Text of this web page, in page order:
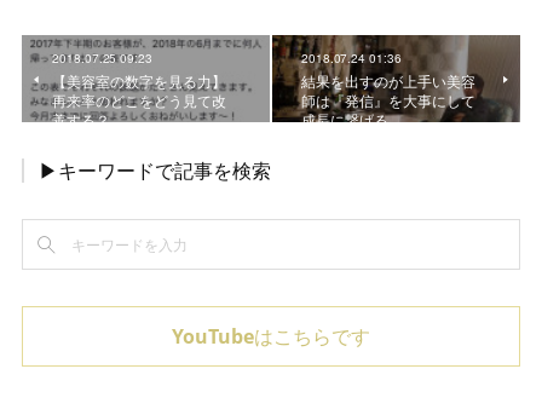
2018.07.25 09:23
【美容室の数字を見る力】
再来率のどこをどう見て改
善する？
2018.07.24 01:36
結果を出すのが上手い美容
師は『発信』を大事にして
成長に繋げる
▶キーワードで記事を検索
YouTubeはこちらです